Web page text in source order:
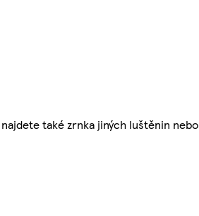
také zrnka jiných luštěnin nebo